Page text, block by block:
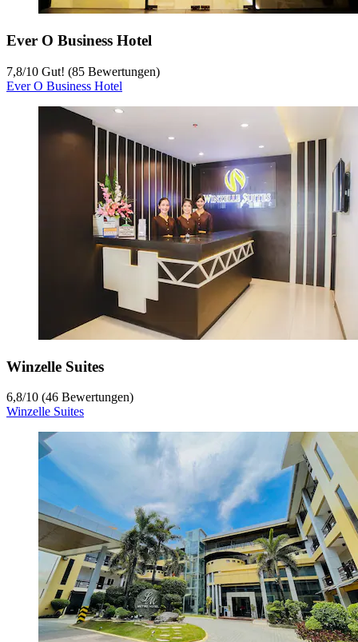
Ever O Business Hotel
7,8/10 Gut! (85 Bewertungen)
Ever O Business Hotel
Winzelle Suites
6,8/10 (46 Bewertungen)
Winzelle Suites